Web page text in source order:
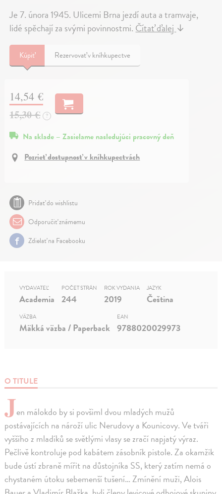
Je 7. února 1945. Ulicemi Brna jezdí auta a tramvaje,
lidé spěchají za svými povinnostmi.Čítať ďalej↓
Kúpiť Rezervovať v kníhkupectve
14,54 €
15,30 € ?
Na sklade – Zasielame nasledujúci pracovný deň
Pozrieť dostupnosť v kníhkupectvách
Pridať do wishlistu
Odporučiť známemu
Zdielať na Facebooku
O TITULE
Jen málokdo by si povšiml dvou mladých mužů
postávajících na nároží ulic Nerudovy a Kounicovy. Ve tváři
vyššího z mladíků se světlými vlasy se zračí napjatý výraz.
Pečlivě kontroluje pod kabátem zásobník pistole. Za okamžik
bude ústí zbraně mířit na důstojníka SS, který zatím nemá o
chystaném útoku sebemenší tušení… Zmínění muži, Alois
VYDAVATEĽ
Academia
POČET STRÁN
244
ROK VYDANIA
2019
JAZYK
Čeština
VÄZBA
Mäkká väzba / Paperback
EAN
9788020029973